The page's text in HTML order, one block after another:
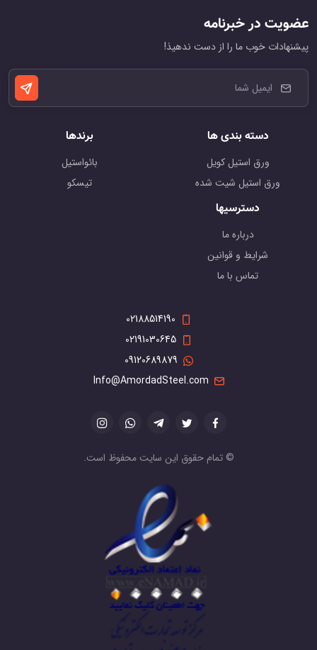
عضویت در خبرنامه
پیشنهادات خوب ما را از دست ندهیذ!
دسته بندی ها
ورق استیل کویل
ورق استیل شیت شده
برندها
بائواستیل
تیسکو
دسترسیها
درباره ما
شرایط و قوانین
تماس با ما
02188514190
02191030645
09120689879
Info@AmordadSteel.com
© تمام حقوق این سایت محفوظ است.